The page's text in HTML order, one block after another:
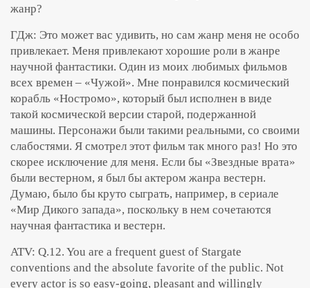
жанр?
ГДж: Это может вас удивить, но сам жанр меня не особо
привлекает. Меня привлекают хорошие роли в жанре
научной фантастики. Один из моих любимых фильмов
всех времен – «Чужой». Мне понравился космический
корабль «Ностромо», который был исполнен в виде
такой космической версии старой, подержанной
машины. Персонажи были такими реальными, со своими
слабостями. Я смотрел этот фильм так много раз! Но это
скорее исключение для меня. Если бы «Звездные врата»
были вестерном, я был бы актером жанра вестерн.
Думаю, было бы круто сыграть, например, в сериале
«Мир Дикого запада», поскольку в нем сочетаются
научная фантастика и вестерн.
ATV: Q.12. You are a frequent guest of Stargate
conventions and the absolute favorite of the public. Not
every actor is so easy-going, pleasant and willingly